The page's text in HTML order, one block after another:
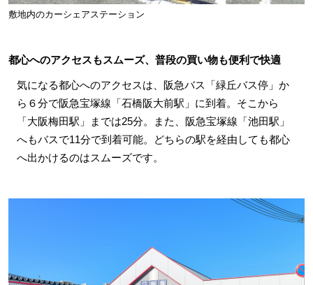
敷地内のカーシェアステーション
都心へのアクセスもスムーズ、普段の買い物も便利で快適
気になる都心へのアクセスは、阪急バス「緑丘バス停」か
ら６分で阪急宝塚線「石橋阪大前駅」に到着。そこから
「大阪梅田駅」までは25分。また、阪急宝塚線「池田駅」
へもバスで11分で到着可能。どちらの駅を経由しても都心
へ出かけるのはスムーズです。